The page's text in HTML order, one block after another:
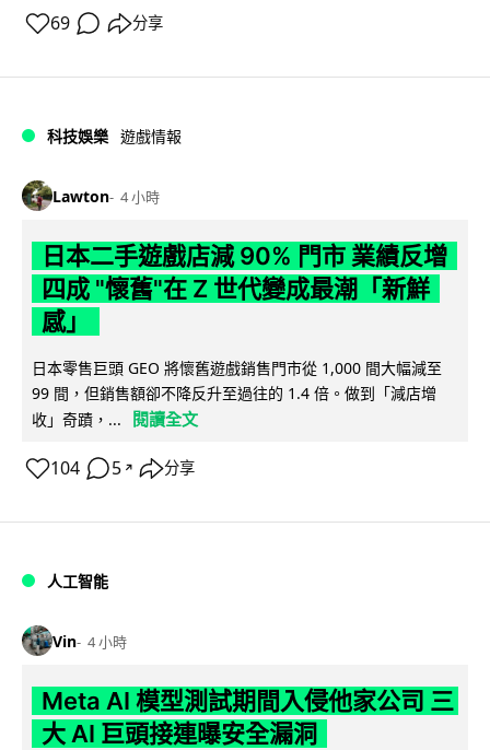
69 分享
科技娛樂 遊戲情報
Lawton 4 小時
日本二手遊戲店減 90% 門市 業績反增
四成 "懷舊"在 Z 世代變成最潮「新鮮
感」
日本零售巨頭 GEO 將懷舊遊戲銷售門市從 1,000 間大幅減至
99 間，但銷售額卻不降反升至過往的 1.4 倍。做到「減店增
收」奇蹟，...
閱讀全文
104 5 ↗ 分享
人工智能
Vin 4 小時
Meta AI 模型測試期間入侵他家公司 三
大 AI 巨頭接連曝安全漏洞